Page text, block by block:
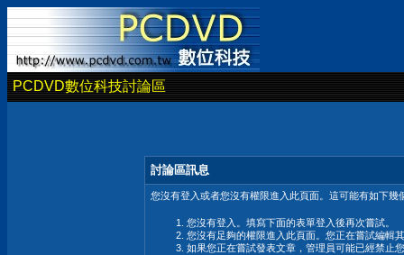
PCDVD數位科技討論區
討論區訊息
您沒有登入或者您沒有權限進入此頁面。這可能有如下幾
您沒有登入。填寫下面的表單登入後再次嘗試。
您沒有足夠的權限進入此頁面。您正在嘗試編輯
如果您正在嘗試發表文章，管理員可能已經禁止